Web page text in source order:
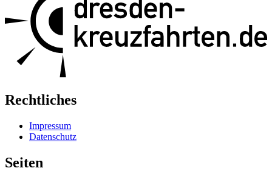
Rechtliches
Impressum
Datenschutz
Seiten